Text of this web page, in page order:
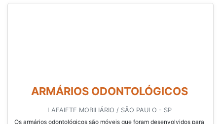
ARMÁRIOS ODONTOLÓGICOS
LAFAIETE MOBILIÁRIO / SÃO PAULO - SP
Os armários odontológicos são móveis que foram desenvolvidos para